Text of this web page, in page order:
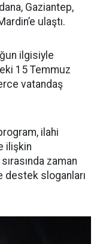
Gaziantep,
ulaştı.
ilgisiyle
15 Temmuz
vatandaş
ilahi
ilişkin
zaman
destek sloganları